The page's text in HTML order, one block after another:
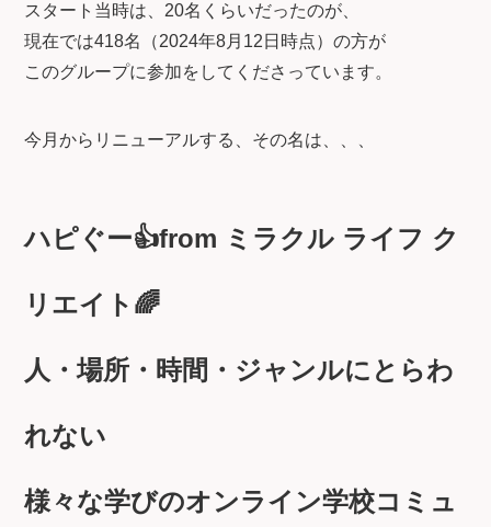
スタート当時は、20名くらいだったのが、
現在では418名（2024年8月12日時点）の方が
このグループに参加をしてくださっています。
今月からリニューアルする、その名は、、、
ハピぐー👍from ミラクル ライフ ク
リエイト🌈
人・場所・時間・ジャンルにとらわ
れない
様々な学びのオンライン学校コミュ